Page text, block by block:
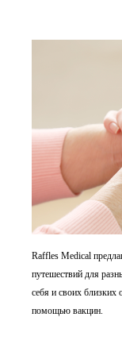
Raffles Medical
путешествий для
себя и своих близких
помощью вакцин.